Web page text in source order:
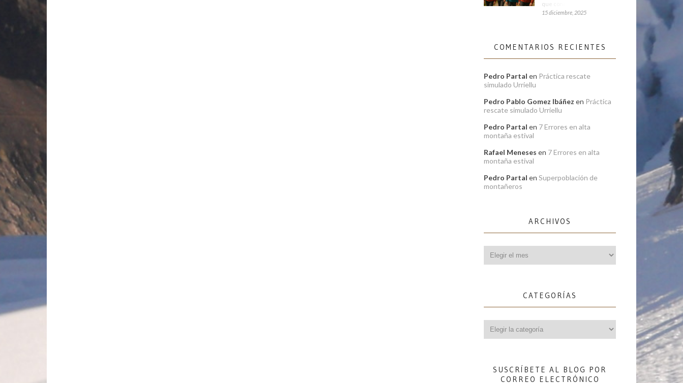
que condiciona tu
15 diciembre, 2025
COMENTARIOS RECIENTES
Pedro Partal en Práctica rescate
simulado Urriellu
Pedro Pablo Gomez Ibáñez en Práctica
rescate simulado Urriellu
Pedro Partal en 7 Errores en alta
montaña estival
Rafael Meneses en 7 Errores en alta
montaña estival
Pedro Partal en Superpoblación de
montañeros
ARCHIVOS
CATEGORÍAS
SUSCRÍBETE AL BLOG POR
CORREO ELECTRÓNICO